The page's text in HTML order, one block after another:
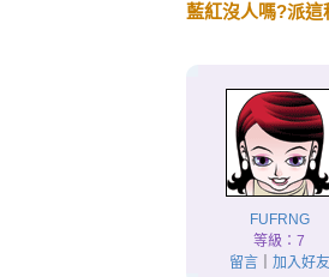
藍紅沒人嗎?派
FUFRNG
等級：7
留言｜ 加入好友